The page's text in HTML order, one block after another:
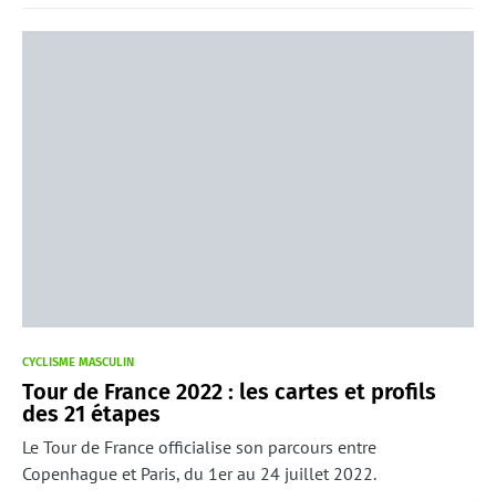
CYCLISME MASCULIN
Tour de France 2022 : les cartes et profils
des 21 étapes
Le Tour de France officialise son parcours entre
Copenhague et Paris, du 1er au 24 juillet 2022.